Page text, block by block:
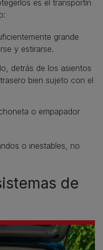
es el transportín
grande
y estirarse.
detrás de los asientos
bien sujeto con el
o empapador
o inestables, no
de